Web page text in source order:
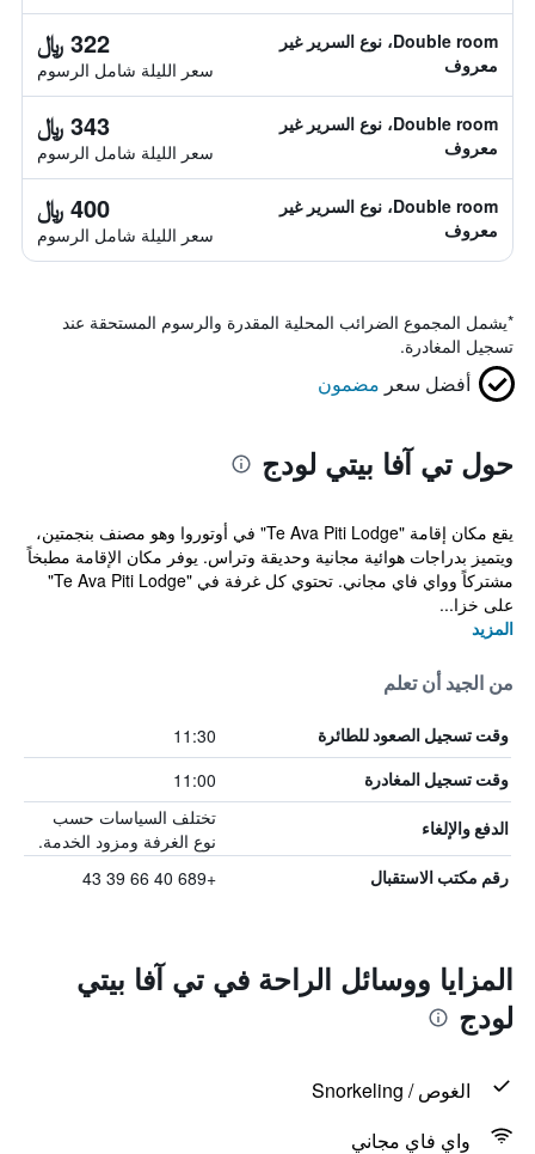
Double room، نوع السرير غير
معروف
322 ﷼
سعر الليلة شامل الرسوم
Double room، نوع السرير غير
معروف
343 ﷼
سعر الليلة شامل الرسوم
Double room، نوع السرير غير
معروف
400 ﷼
سعر الليلة شامل الرسوم
*يشمل المجموع الضرائب المحلية المقدرة والرسوم المستحقة عند
تسجيل المغادرة.
أفضل سعر مضمون
حول تي آفا بيتي لودج
يقع مكان إقامة "Te Ava Piti Lodge" في أوتوروا وهو مصنف بنجمتين،
ويتميز بدراجات هوائية مجانية وحديقة وتراس. يوفر مكان الإقامة مطبخاً
مشتركاً وواي فاي مجاني. تحتوي كل غرفة في "Te Ava Piti Lodge"
على خزا...
المزيد
من الجيد أن تعلم
وقت تسجيل الصعود للطائرة 11:30
وقت تسجيل المغادرة 11:00
الدفع والإلغاء
تختلف السياسات حسب
نوع الغرفة ومزود الخدمة.
رقم مكتب الاستقبال +689 40 66 39 43
المزايا ووسائل الراحة في تي آفا بيتي
لودج
الغوص / Snorkeling
واي فاي مجاني